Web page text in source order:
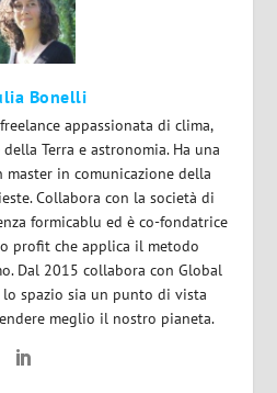
Bonelli
appassionata di clima,
Terra e astronomia. Ha una
in comunicazione della
Collabora con la società di
formicablu ed è co-fondatrice
profit che applica il metodo
Dal 2015 collabora con Global
lo spazio sia un punto di vista
meglio il nostro pianeta.